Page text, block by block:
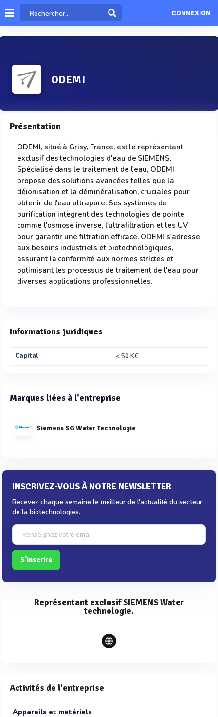
CONNEXION
ODEMI
Présentation
ODEMI, situé à Grisy, France, est le représentant
exclusif des technologies d'eau de SIEMENS.
Spécialisé dans le traitement de l'eau, ODEMI
propose des solutions avancées telles que la
déionisation et la déminéralisation, cruciales pour
obtenir de l'eau ultrapure. Ses systèmes de
purification intègrent des technologies de pointe
comme l'osmose inverse, l'ultrafiltration et les UV
pour garantir une filtration efficace. ODEMI s'adresse
aux besoins industriels et biotechnologiques,
assurant la conformité aux normes strictes et
optimisant les processus de traitement de l'eau pour
diverses applications professionnelles.
Informations juridiques
Capital < 50 K€
Marques liées à l'entreprise
Siemens SG Water Technologie
INSCRIVEZ-VOUS À NOTRE NEWSLETTER
Recevez chaque semaine le meilleur de l'actualité du secteur
de la biotechnologies.
S'inscrire
Représentant exclusif SIEMENS Water
technologie.
Activités de l'entreprise
Appareils et matériels